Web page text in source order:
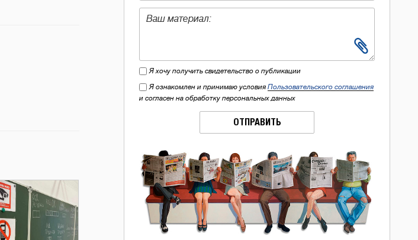
Я хочу получить свидетельство о публикации
Я ознакомлен и принимаю условия Пользовательского соглашения
и согласен на обработку персональных данных
ОТПРАВИТЬ